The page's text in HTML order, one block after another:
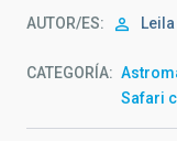
AUTOR/ES
CATEGORÍA
Safari